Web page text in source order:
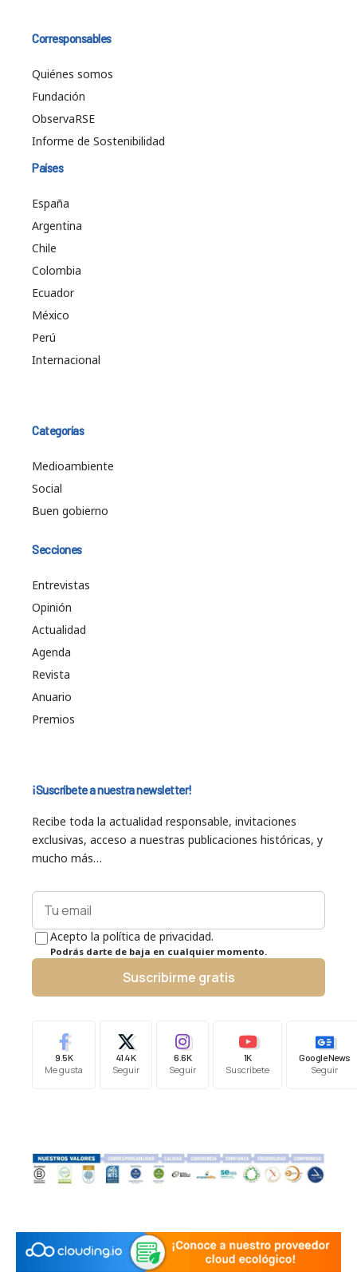
Corresponsables
Quiénes somos
Fundación
ObservaRSE
Informe de Sostenibilidad
Países
España
Argentina
Chile
Colombia
Ecuador
México
Perú
Internacional
Categorías
Medioambiente
Social
Buen gobierno
Secciones
Entrevistas
Opinión
Actualidad
Agenda
Revista
Anuario
Premios
¡Suscríbete a nuestra newsletter!
Recibe toda la actualidad responsable, invitaciones
exclusivas, acceso a nuestras publicaciones históricas, y
mucho más…
Acepto la política de privacidad.
Podrás darte de baja en cualquier momento.
Suscribirme gratis
9.5K
Me gusta
41.4K
Seguir
6.6K
Seguir
1K
Suscríbete
Google News
Seguir